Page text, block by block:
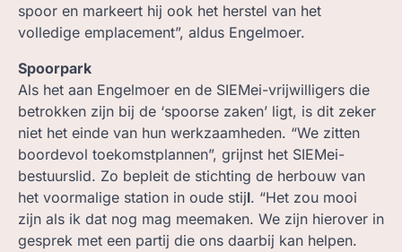
spoor en markeert hij ook het herstel van het
volledige emplacement”, aldus Engelmoer.
Spoorpark
Als het aan Engelmoer en de SIEMei-vrijwilligers die
betrokken zijn bij de ‘spoorse zaken’ ligt, is dit zeker
niet het einde van hun werkzaamheden. “We zitten
boordevol toekomstplannen”, grijnst het SIEMei-
bestuurslid. Zo bepleit de stichting de herbouw van
het voormalige station in oude stijl. “Het zou mooi
zijn als ik dat nog mag meemaken. We zijn hierover in
gesprek met een partij die ons daarbij kan helpen.